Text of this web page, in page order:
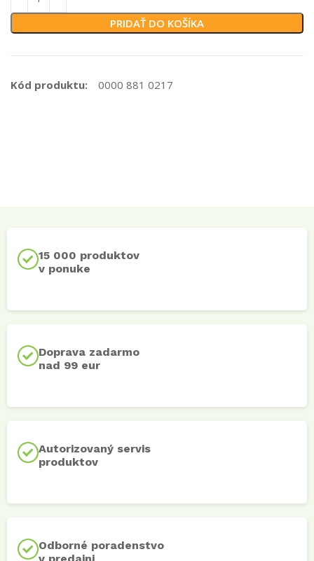
PRIDAŤ DO KOŠÍKA
Kód produktu: 0000 881 0217
15 000 produktov
v ponuke
Doprava zadarmo
nad 99 eur
Autorizovaný servis
produktov
Odborné poradenstvo